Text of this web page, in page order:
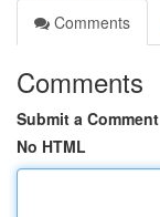
Comments
Comments
Submit a Comment
No HTML